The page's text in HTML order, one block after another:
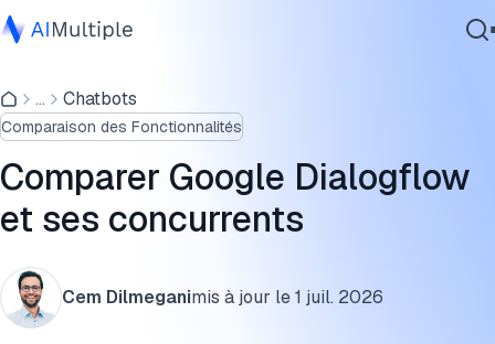
IA agentique
cybersécurité
Données
Logiciel d'entreprise
Services
... Chatbots
Comparaison des Fonctionnalités
Comparer Google Dialogflow
et ses concurrents
Cem Dilmeganimis à jour le1 juil. 2026
Comment fonctionne Google Dialogflow ?
plateformes de chatbots ?
FAQ
Lectures complémentaires
Citer cette recherche